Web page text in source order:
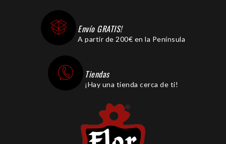
Envío GRATIS!
A partir de 200€ en la Península
Tiendas
¡Hay una tienda cerca de ti!